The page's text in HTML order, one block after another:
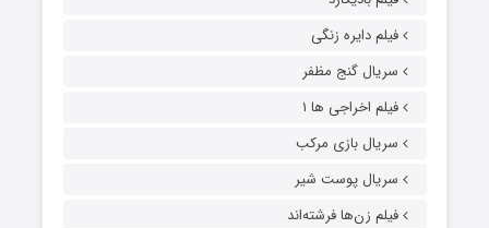
فیلم دایره زنگی
سریال گنج مظفر
فیلم اخراجی ها ۱
سریال بازی مرکب
سریال پوست شیر
فیلم زن‌ها فرشته‌اند